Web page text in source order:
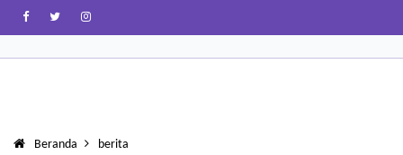
Beranda
berita